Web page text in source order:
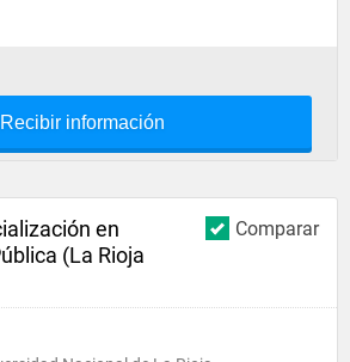
Recibir información
Comparar
en
(La Rioja